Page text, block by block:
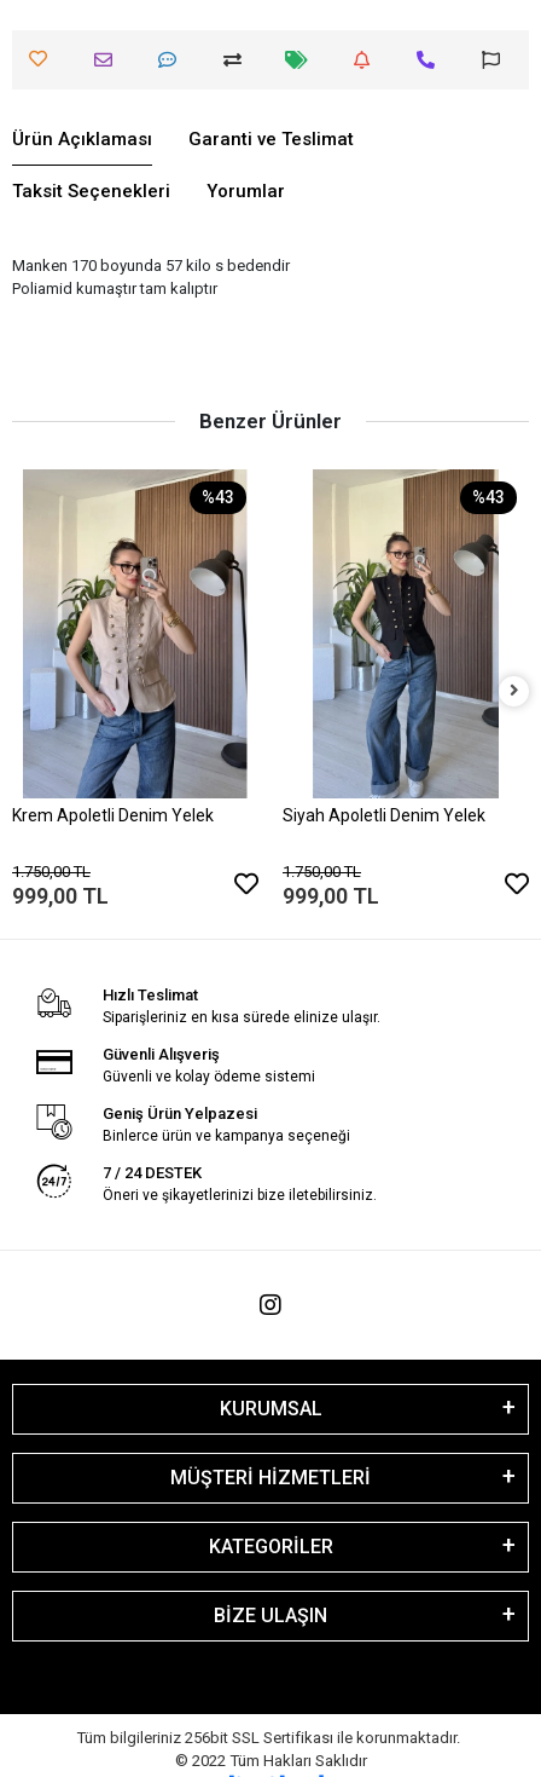
Ürün Açıklaması Garanti ve Teslimat
Taksit Seçenekleri Yorumlar
Manken 170 boyunda 57 kilo s bedendir
Poliamid kumaştır tam kalıptır
Benzer Ürünler
%43
Krem Apoletli Denim Yelek
1.750,00 TL
999,00 TL
%43
Siyah Apoletli Denim Yelek
1.750,00 TL
999,00 TL
Hızlı Teslimat
Siparişleriniz en kısa sürede elinize ulaşır.
Güvenli Alışveriş
Güvenli ve kolay ödeme sistemi
Geniş Ürün Yelpazesi
Binlerce ürün ve kampanya seçeneği
7 / 24 DESTEK
Öneri ve şikayetlerinizi bize iletebilirsiniz.
KURUMSAL
MÜŞTERİ HİZMETLERİ
KATEGORİLER
BİZE ULAŞIN
Tüm bilgileriniz 256bit SSL Sertifikası ile korunmaktadır.
© 2022 Tüm Hakları Saklıdır